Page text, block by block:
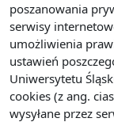
poszanowania
serwisy
umożliwienia
ustawień
Uniwersytetu
cookies (z ang.
wysyłane przez